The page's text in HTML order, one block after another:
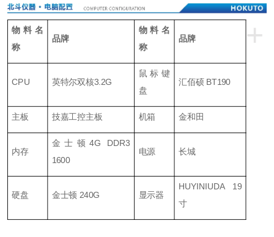
+
物料名
称
品牌
物料名
称
品牌
CPU 英特尔双核3.2G
鼠标键
盘
汇佰硕 BT190
主板 技嘉工控主板 机箱 金和田
内存
金士顿4G DDR3
1600
电源 长城
硬盘 金士顿 240G 显示器
HUYINIUDA 19
寸